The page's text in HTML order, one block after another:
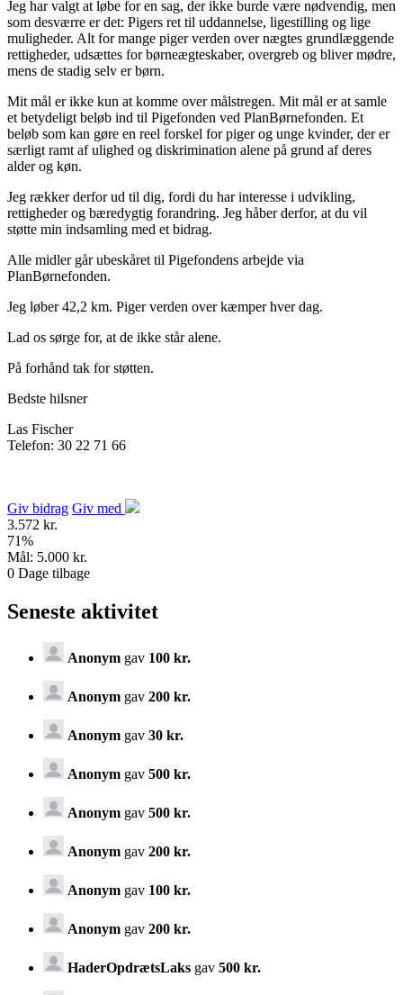
Jeg har valgt at løbe for en sag, der ikke burde være nødvendig, men
som desværre er det: Pigers ret til uddannelse, ligestilling og lige
muligheder. Alt for mange piger verden over nægtes grundlæggende
rettigheder, udsættes for børneægteskaber, overgreb og bliver mødre,
mens de stadig selv er børn.
Mit mål er ikke kun at komme over målstregen. Mit mål er at samle
et betydeligt beløb ind til Pigefonden ved PlanBørnefonden. Et
beløb som kan gøre en reel forskel for piger og unge kvinder, der er
særligt ramt af ulighed og diskrimination alene på grund af deres
alder og køn.
Jeg rækker derfor ud til dig, fordi du har interesse i udvikling,
rettigheder og bæredygtig forandring. Jeg håber derfor, at du vil
støtte min indsamling med et bidrag.
Alle midler går ubeskåret til Pigefondens arbejde via
PlanBørnefonden.
Jeg løber 42,2 km. Piger verden over kæmper hver dag.
Lad os sørge for, at de ikke står alene.
På forhånd tak for støtten.
Bedste hilsner
Las Fischer
Telefon: 30 22 71 66
Giv bidrag Giv med
3.572 kr.
71%
Mål: 5.000 kr.
0 Dage tilbage
Seneste aktivitet
Anonym gav 100 kr.
Anonym gav 200 kr.
Anonym gav 30 kr.
Anonym gav 500 kr.
Anonym gav 500 kr.
Anonym gav 200 kr.
Anonym gav 100 kr.
Anonym gav 200 kr.
HaderOpdrætsLaks gav 500 kr.